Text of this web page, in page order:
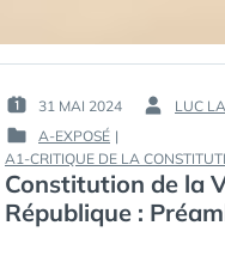
PUBLIÉ
LE :
31 MAI 2024
PAR :
LUC
PUBLIÉ
DANS
A-EXPOSÉ |
A1-CRITIQUE DE LA
Constitution de la
République :